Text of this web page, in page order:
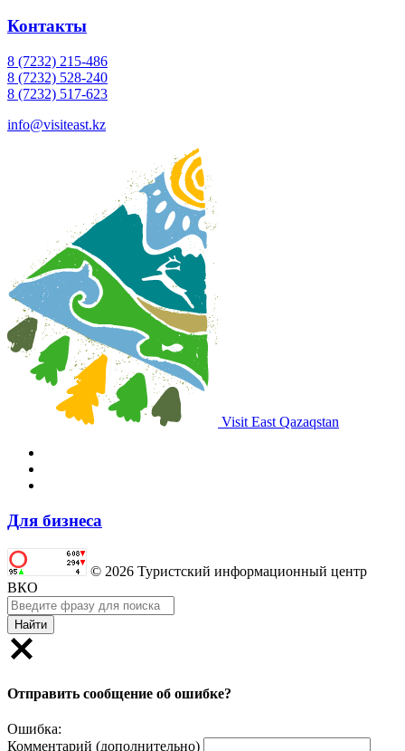
Контакты
8 (7232) 215-486
8 (7232) 528-240
8 (7232) 517-623
info@visiteast.kz
Visit East Qazaqstan
Для бизнеса
© 2026 Туристский информационный центр
ВКО
Найти
Отправить сообщение об ошибке?
Ошибка:
Комментарий (дополнительно)